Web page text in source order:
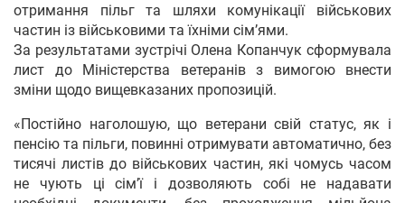
отримання пільг та шляхи комунікації військових
частин із військовими та їхніми сімʼями.
За результатами зустрічі Олена Копанчук сформувала
лист до Міністерства ветеранів з вимогою внести
зміни щодо вищевказаних пропозицій.
«Постійно наголошую, що ветерани свій статус, як і
пенсію та пільги, повинні отримувати автоматично, без
тисячі листів до військових частин, які чомусь часом
не чують ці сім’ї і дозволяють собі не надавати